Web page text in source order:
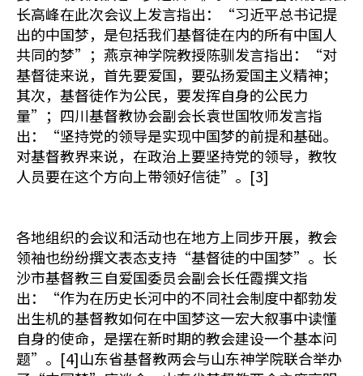
长高峰在此次会议上发言指出：“习近平总书记提
出的中国梦，是包括我们基督徒在内的所有中国人
共同的梦”；燕京神学院教授陈驯发言指出：“对
基督徒来说，首先要爱国，要弘扬爱国主义精神；
其次，基督徒作为公民，要发挥自身的公民力
量”；四川基督教协会副会长袁世国牧师发言指
出：“坚持党的领导是实现中国梦的前提和基础。
对基督教界来说，在政治上要坚持党的领导，教牧
人员要在这个方向上带领好信徒”。[3]
各地组织的会议和活动也在地方上同步开展，教会
领袖也纷纷撰文表态支持“基督徒的中国梦”。长
沙市基督教三自爱国委员会副会长任霞撰文指
出：“作为在历史长河中的不同社会制度中都勃发
出生机的基督教如何在中国梦这一宏大叙事中读懂
自身的使命，是摆在新时期的教会建设一个基本问
题”。[4]山东省基督教两会与山东神学院联合举办